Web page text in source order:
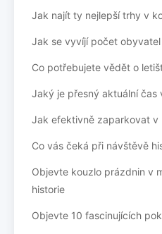
Jak najít ty nejlepší trhy v
Jak se vyvíjí počet
Co potřebujete vědět o
Jaký je přesný aktuální čas
Jak efektivně zaparkovat v
Co vás čeká při návštěvě
Objevte kouzlo prázdnin v
historie
Objevte 10 fascinujících